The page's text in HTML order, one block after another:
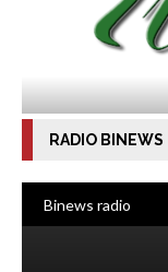
RADIO BINEWS